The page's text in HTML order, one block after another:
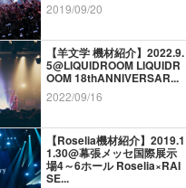
2019/09/20
【羊文学 機材紹介】2022.9.
5@LIQUIDROOM LIQUIDR
OOM 18thANNIVERSAR...
2022/09/16
【Roselia機材紹介】2019.1
1.30@幕張メッセ国際展示
場4～6ホール Roselia×RAI
SE...